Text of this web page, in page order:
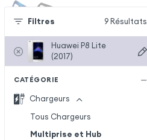
Filtres 9 Résultats
Huawei P8 Lite
(2017)
CATÉGORIE
Chargeurs
Tous Chargeurs
Multiprise et Hub